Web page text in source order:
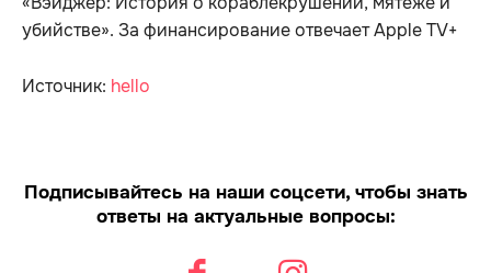
убийстве». За финансирование отвечает Apple TV+
Источник: hello
Подписывайтесь на наши соцсети, чтобы знать
ответы на актуальные вопросы: